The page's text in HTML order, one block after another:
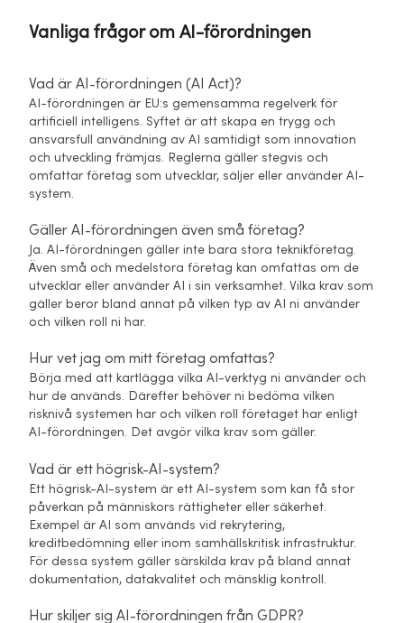
Vanliga frågor om AI-förordningen
Vad är AI-förordningen (AI Act)?
AI-förordningen är EU:s gemensamma regelverk för
artificiell intelligens. Syftet är att skapa en trygg och
ansvarsfull användning av AI samtidigt som innovation
och utveckling främjas. Reglerna gäller stegvis och
omfattar företag som utvecklar, säljer eller använder AI-
system.
Gäller AI-förordningen även små företag?
Ja. AI-förordningen gäller inte bara stora teknikföretag.
Även små och medelstora företag kan omfattas om de
utvecklar eller använder AI i sin verksamhet. Vilka krav som
gäller beror bland annat på vilken typ av AI ni använder
och vilken roll ni har.
Hur vet jag om mitt företag omfattas?
Börja med att kartlägga vilka AI-verktyg ni använder och
hur de används. Därefter behöver ni bedöma vilken
risknivå systemen har och vilken roll företaget har enligt
AI-förordningen. Det avgör vilka krav som gäller.
Vad är ett högrisk-AI-system?
Ett högrisk-AI-system är ett AI-system som kan få stor
påverkan på människors rättigheter eller säkerhet.
Exempel är AI som används vid rekrytering,
kreditbedömning eller inom samhällskritisk infrastruktur.
För dessa system gäller särskilda krav på bland annat
dokumentation, datakvalitet och mänsklig kontroll.
Hur skiljer sig AI-förordningen från GDPR?